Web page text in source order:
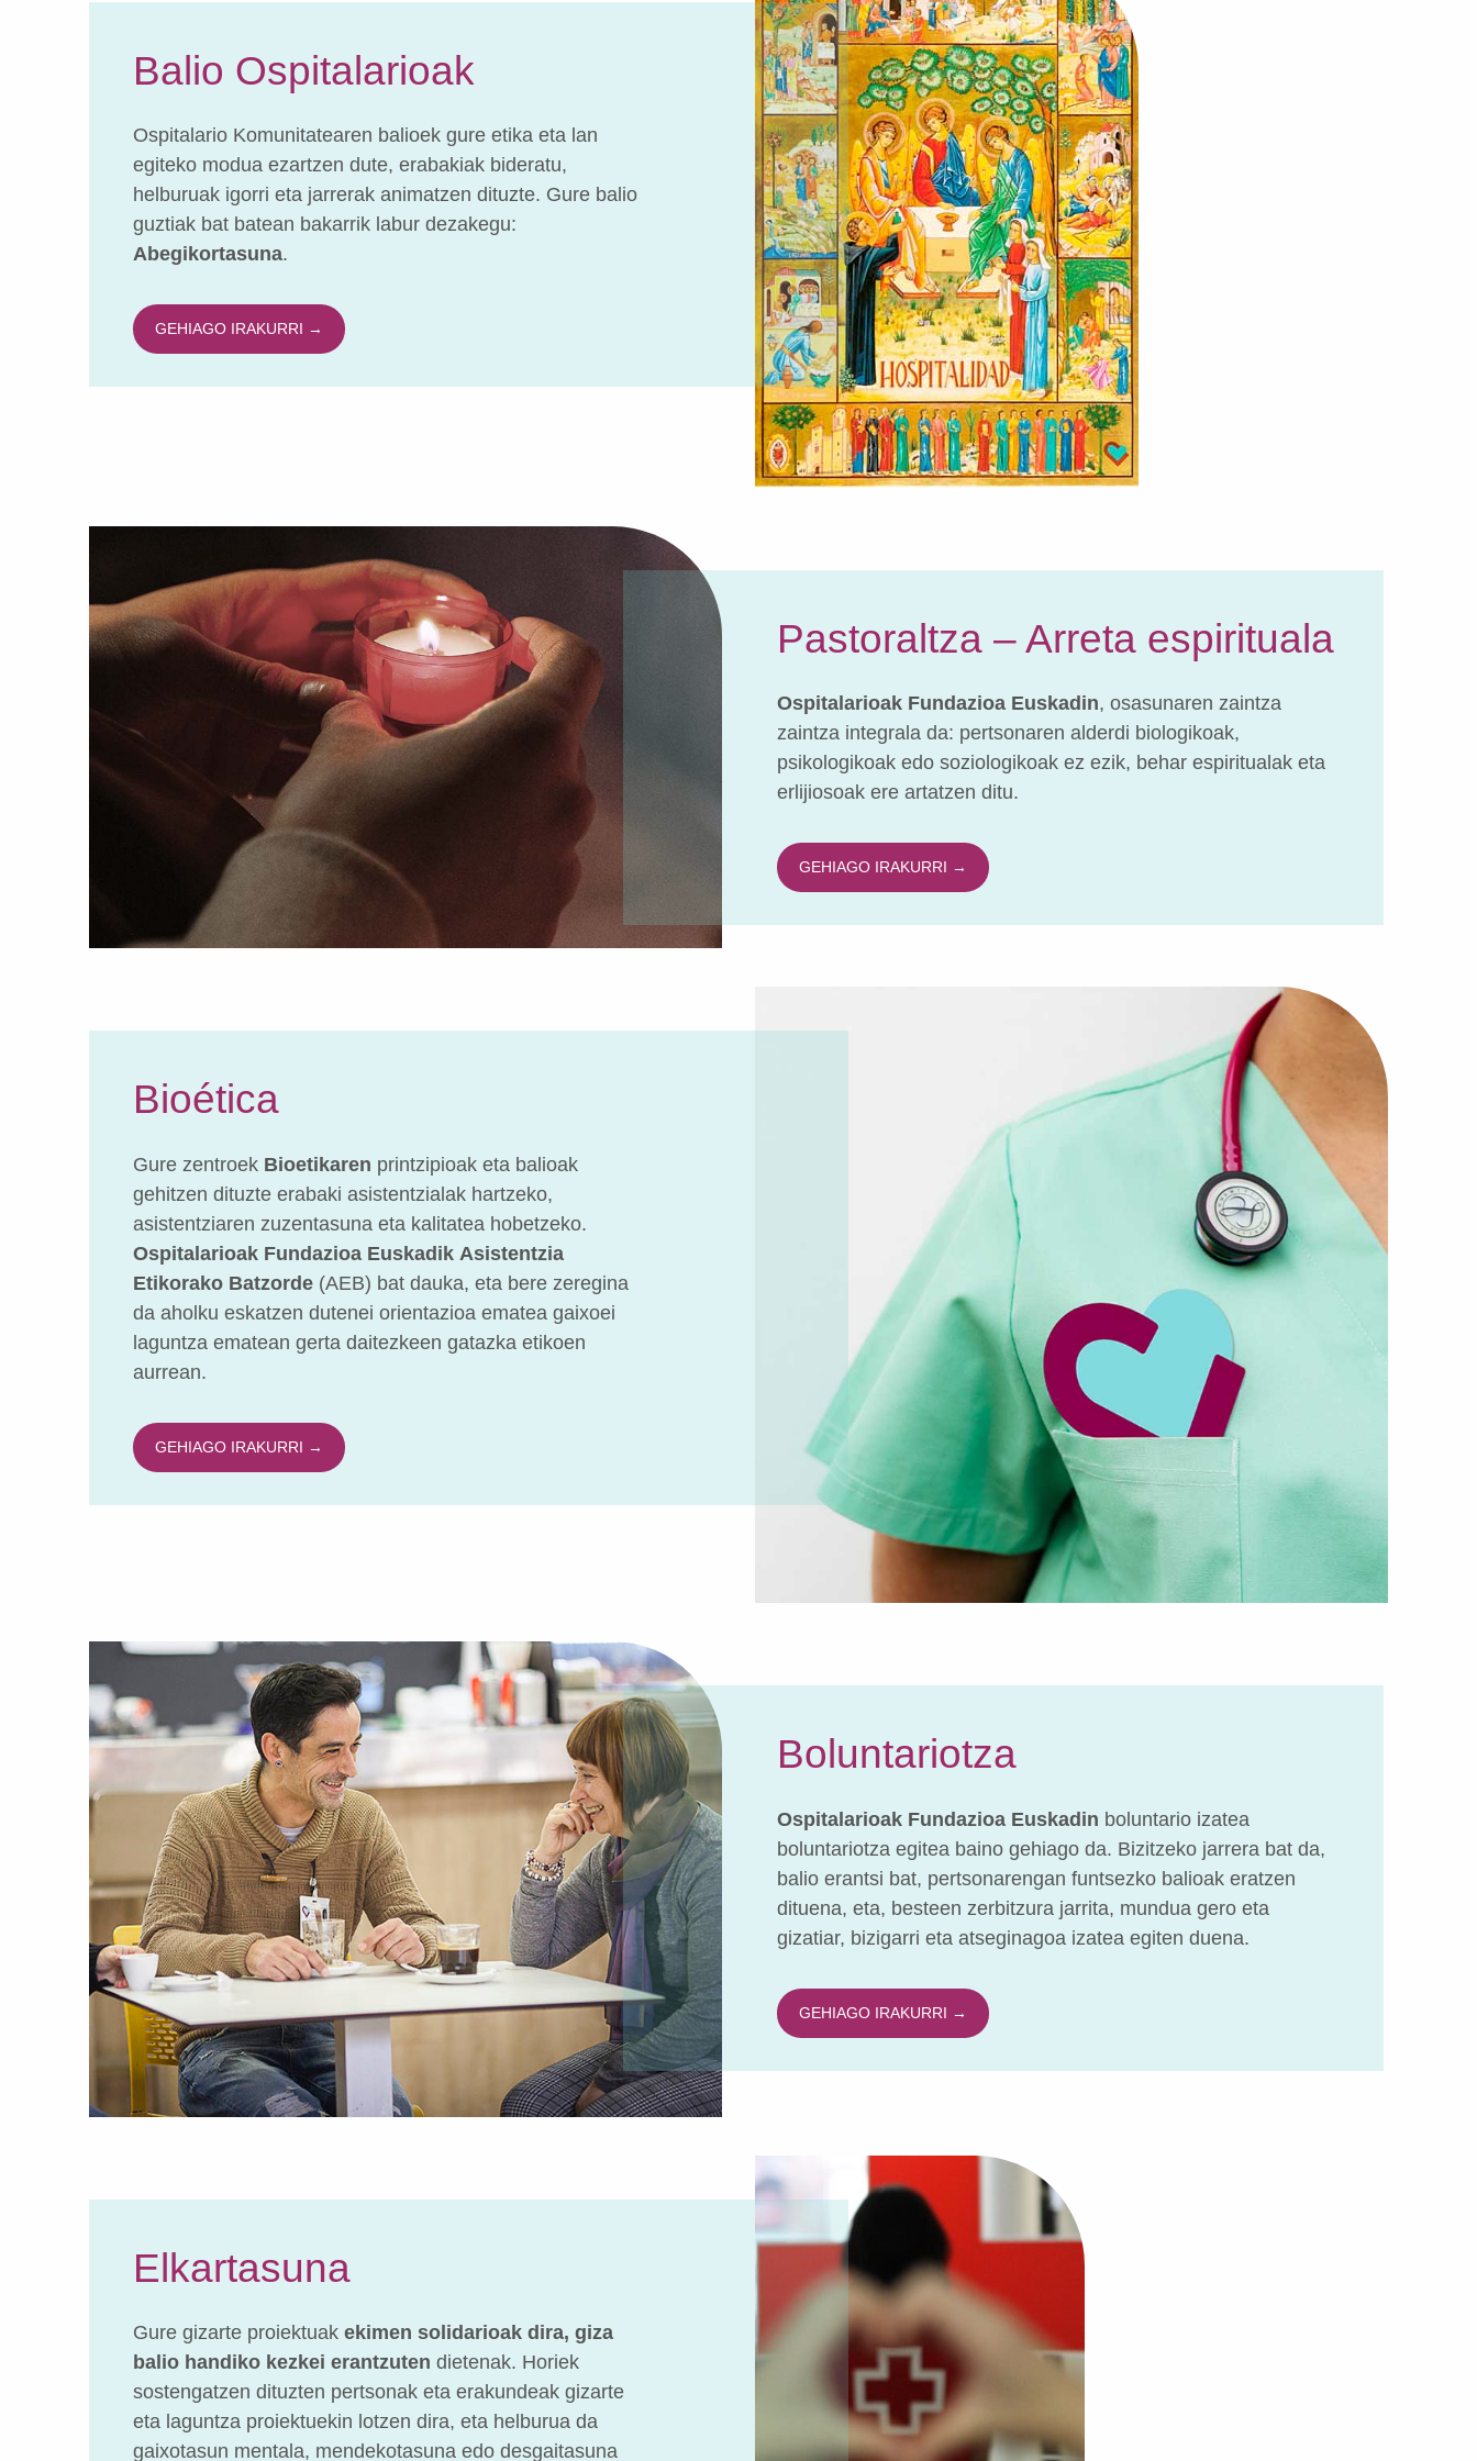
Balio Ospitalarioak
Ospitalario Komunitatearen balioek gure etika eta lan
egiteko modua ezartzen dute, erabakiak bideratu,
helburuak igorri eta jarrerak animatzen dituzte. Gure balio
guztiak bat batean bakarrik labur dezakegu:
Abegikortasuna.
GEHIAGO IRAKURRI →
Pastoraltza – Arreta espirituala
Ospitalarioak Fundazioa Euskadin, osasunaren zaintza
zaintza integrala da: pertsonaren alderdi biologikoak,
psikologikoak edo soziologikoak ez ezik, behar espiritualak eta
erlijiosoak ere artatzen ditu.
GEHIAGO IRAKURRI →
Bioética
Gure zentroek Bioetikaren printzipioak eta balioak
gehitzen dituzte erabaki asistentzialak hartzeko,
asistentziaren zuzentasuna eta kalitatea hobetzeko.
Ospitalarioak Fundazioa Euskadik Asistentzia
Etikorako Batzorde(AEB) bat dauka, eta bere zeregina
da aholku eskatzen dutenei orientazioa ematea gaixoei
laguntza ematean gerta daitezkeen gatazka etikoen
aurrean.
GEHIAGO IRAKURRI →
Boluntariotza
Ospitalarioak Fundazioa Euskadin boluntario izatea
boluntariotza egitea baino gehiago da. Bizitzeko jarrera bat da,
balio erantsi bat, pertsonarengan funtsezko balioak eratzen
dituena, eta, besteen zerbitzura jarrita, mundua gero eta
gizatiar, bizigarri eta atseginagoa izatea egiten duena.
GEHIAGO IRAKURRI →
Elkartasuna
Gure gizarte proiektuak ekimen solidarioak dira, giza
balio handiko kezkei erantzuten dietenak. Horiek
sostengatzen dituzten pertsonak eta erakundeak gizarte
eta laguntza proiektuekin lotzen dira, eta helburua da
gaixotasun mentala, mendekotasuna edo desgaitasuna